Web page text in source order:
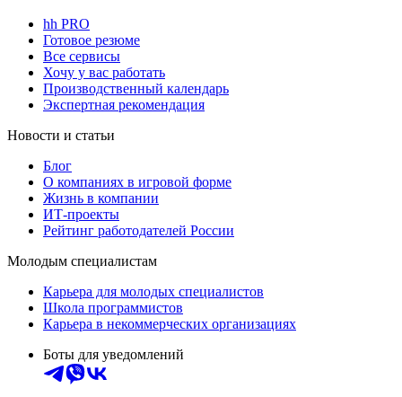
hh PRO
Готовое резюме
Все сервисы
Хочу у вас работать
Производственный календарь
Экспертная рекомендация
Новости и статьи
Блог
О компаниях в игровой форме
Жизнь в компании
ИТ-проекты
Рейтинг работодателей России
Молодым специалистам
Карьера для молодых специалистов
Школа программистов
Карьера в некоммерческих организациях
Боты для уведомлений